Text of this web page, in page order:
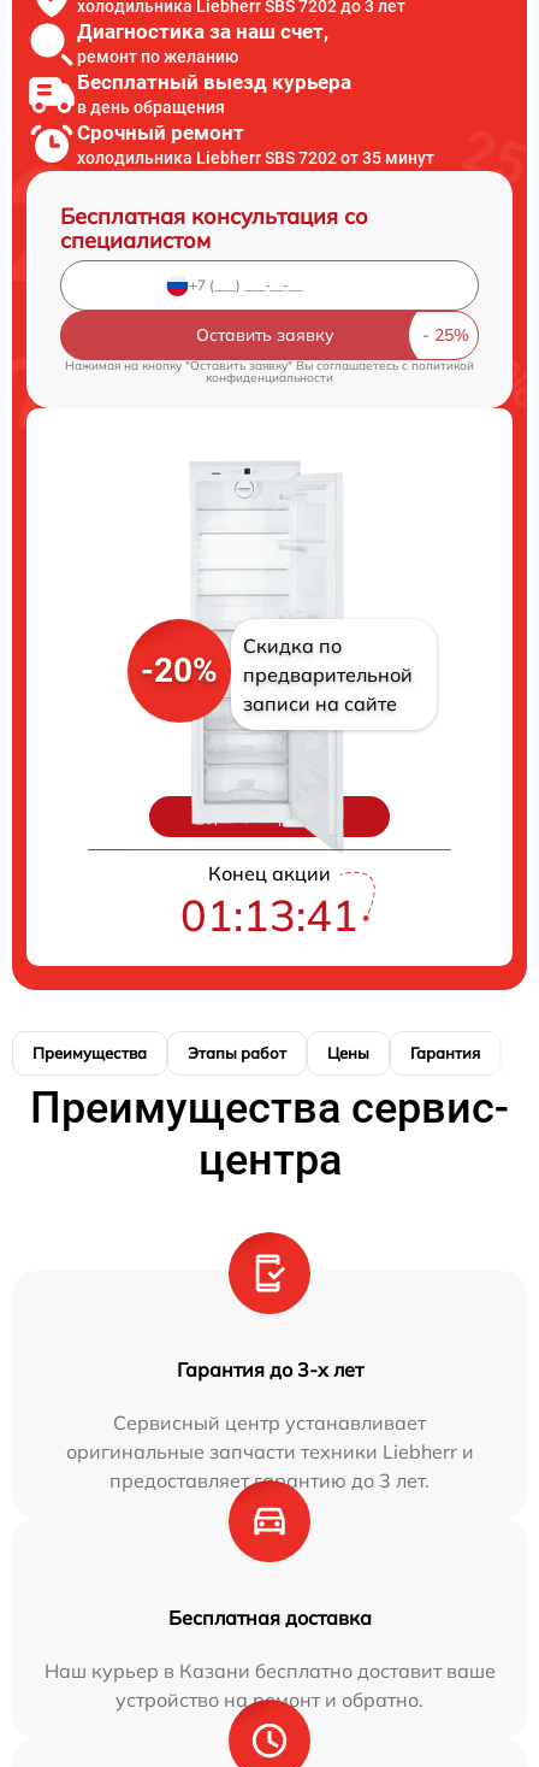
холодильника Liebherr SBS 7202 до 3 лет
Диагностика за наш счет,
ремонт по желанию
Бесплатный выезд курьера
в день обращения
Срочный ремонт
холодильника Liebherr SBS 7202 от 35 минут
Бесплатная консультация со
специалистом
Оставить заявку
Нажимая на кнопку "Оставить заявку" Вы соглашаетесь cполитикой
конфиденциальности
-20%
Скидка по
предварительной
записи на сайте
Цены на ремонт
Конец акции
01:13:40
Преимущества Этапы работ Цены Гарантия
Преимущества сервис-
центра
Гарантия до 3-х лет
Сервисный центр устанавливает
оригинальные запчасти техники Liebherr и
предоставляет гарантию до 3 лет.
Бесплатная доставка
Наш курьер в Казани бесплатно доставит ваше
устройство на ремонт и обратно.